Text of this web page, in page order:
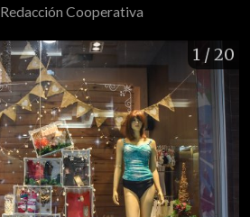
Redacción Cooperativa
1 / 20